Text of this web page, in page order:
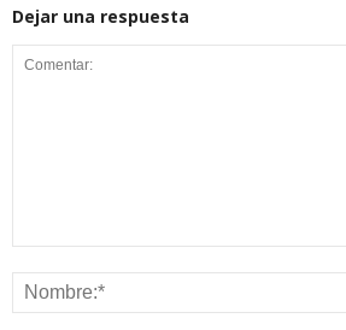
Dejar una respuesta